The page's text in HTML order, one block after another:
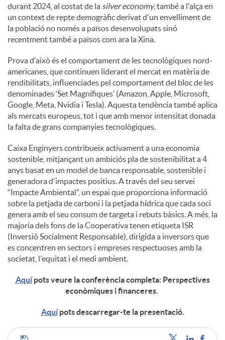
durant 2024, al costat de la silver economy, també a l'alça en
un context de repte demogràfic derivat d'un envelliment de
la població no només a països desenvolupats sinó
recentment també a països com ara la Xina.
Prova d'això és el comportament de les tecnològiques nord-
americanes, que continuen liderant el mercat en matèria de
rendibilitats, influenciades pel comportament del bloc de les
denominades ‘Set Magnífiques’ (Amazon, Apple, Microsoft,
Google, Meta, Nvidia i Tesla). Aquesta tendència també aplica
als mercats europeus, tot i que amb menor intensitat donada
la falta de grans companyies tecnològiques.
Caixa Enginyers contribueix activament a una economia
sostenible, mitjançant un ambiciós pla de sostenibilitat a 4
anys basat en un model de banca responsable, sostenible i
generadora d'impactes positius. A través del seu servei
“Impacte Ambiental”, un espai que proporciona informació
sobre la petjada de carboni i la petjada hídrica que cada soci
genera amb el seu consum de targeta i rebuts bàsics. A més, la
majoria dels fons de la Cooperativa tenen etiqueta ISR
(Inversió Socialment Responsable), dirigida a inversors que
es concentren en sectors i empreses respectuoses amb la
societat, l'equitat i el medi ambient.
Aquípots veure la conferència completa: Perspectives
econòmiques i financeres.
Aquípots descarregar-te la presentació.